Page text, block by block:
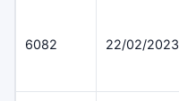
6082 22/02/2023